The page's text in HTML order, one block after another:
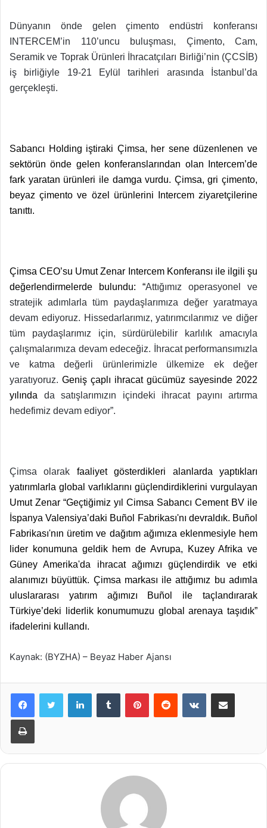
Dünyanın önde gelen çimento endüstri konferansı
INTERCEM’in 110’uncu buluşması, Çimento, Cam,
Seramik ve Toprak Ürünleri İhracatçıları Birliği’nin (ÇCSİB)
iş birliğiyle 19-21 Eylül tarihleri arasında İstanbul’da
gerçekleşti.
Sabancı Holding iştiraki Çimsa, her sene düzenlenen ve
sektörün önde gelen konferanslarından olan Intercem’de
fark yaratan ürünleri ile damga vurdu. Çimsa, gri çimento,
beyaz çimento ve özel ürünlerini Intercem ziyaretçilerine
tanıttı.
Çimsa CEO’su Umut Zenar Intercem Konferansı ile ilgili şu
değerlendirmelerde bulundu: “Attığımız operasyonel ve
stratejik adımlarla tüm paydaşlarımıza değer yaratmaya
devam ediyoruz. Hissedarlarımız, yatırımcılarımız ve diğer
tüm paydaşlarımız için, sürdürülebilir karlılık amacıyla
çalışmalarımıza devam edeceğiz. İhracat performansımızla
ve katma değerli ürünlerimizle ülkemize ek değer
yaratıyoruz. Geniş çaplı ihracat gücümüz sayesinde 2022
yılında da satışlarımızın içindeki ihracat payını artırma
hedefimiz devam ediyor”.
Çimsa olarak faaliyet gösterdikleri alanlarda yaptıkları
yatırımlarla global varlıklarını güçlendirdiklerini vurgulayan
Umut Zenar “Geçtiğimiz yıl Cimsa Sabancı Cement BV ile
İspanya Valensiya’daki Buñol Fabrikası'nı devraldık. Buñol
Fabrikası'nın üretim ve dağıtım ağımıza eklenmesiyle hem
lider konumuna geldik hem de Avrupa, Kuzey Afrika ve
Güney Amerika'da ihracat ağımızı güçlendirdik ve etki
alanımızı büyüttük. Çimsa markası ile attığımız bu adımla
uluslararası yatırım ağımızı Buñol ile taçlandırarak
Türkiye’deki liderlik konumumuzu global arenaya taşıdık”
ifadelerini kullandı.
Kaynak: (BYZHA) – Beyaz Haber Ajansı
LinkedInTumblr PinterestReddit VKontakteE-Posta ile paylaş
Yazdır